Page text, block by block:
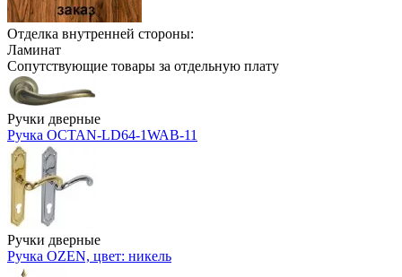
Отделка внутренней стороны:
Ламинат
Сопутствующие товары за отдельную плату
Ручки дверные
Ручка OCTAN-LD64-1WAB-11
Ручки дверные
Ручка OZEN, цвет: никель